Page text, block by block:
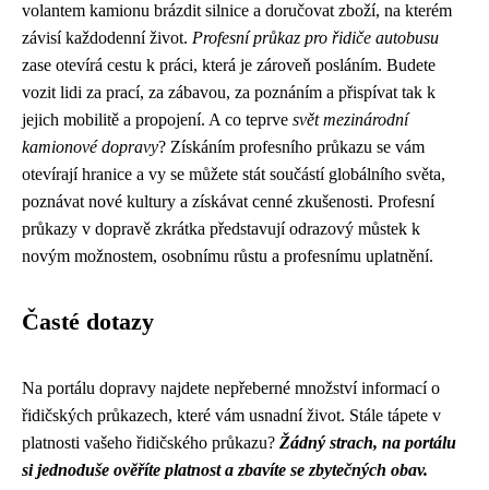
volantem kamionu brázdit silnice a doručovat zboží, na kterém
závisí každodenní život. Profesní průkaz pro řidiče autobusu
zase otevírá cestu k práci, která je zároveň posláním. Budete
vozit lidi za prací, za zábavou, za poznáním a přispívat tak k
jejich mobilitě a propojení. A co teprve svět mezinárodní
kamionové dopravy? Získáním profesního průkazu se vám
otevírají hranice a vy se můžete stát součástí globálního světa,
poznávat nové kultury a získávat cenné zkušenosti. Profesní
průkazy v dopravě zkrátka představují odrazový můstek k
novým možnostem, osobnímu růstu a profesnímu uplatnění.
Časté dotazy
Na portálu dopravy najdete nepřeberné množství informací o
řidičských průkazech, které vám usnadní život. Stále tápete v
platnosti vašeho řidičského průkazu? Žádný strach, na portálu
si jednoduše ověříte platnost a zbavíte se zbytečných obav.